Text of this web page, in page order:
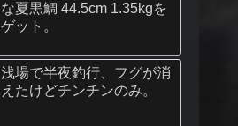
な夏黒鯛 44.5cm 1.35kgを
ゲット。
浅場で半夜釣行、フグが消
えたけどチンチンのみ。